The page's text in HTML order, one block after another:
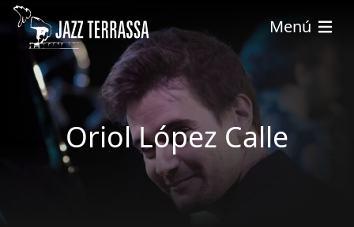
Vés al contingut
Menú
Oriol López Calle